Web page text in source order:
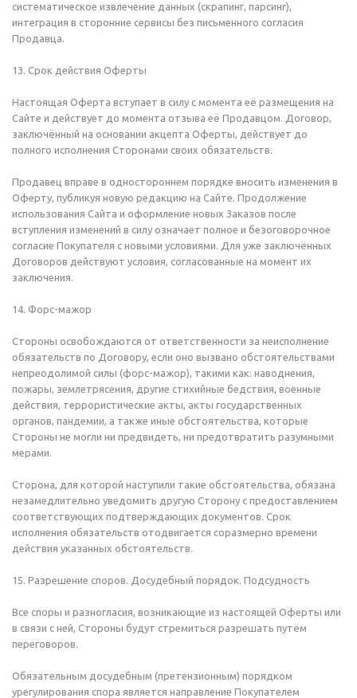
систематическое извлечение данных (скрапинг, парсинг),
интеграция в сторонние сервисы без письменного согласия
Продавца.
13. Срок действия Оферты
Настоящая Оферта вступает в силу с момента её размещения на
Сайте и действует до момента отзыва её Продавцом. Договор,
заключённый на основании акцепта Оферты, действует до
полного исполнения Сторонами своих обязательств.
Продавец вправе в одностороннем порядке вносить изменения в
Оферту, публикуя новую редакцию на Сайте. Продолжение
использования Сайта и оформление новых Заказов после
вступления изменений в силу означает полное и безоговорочное
согласие Покупателя с новыми условиями. Для уже заключённых
Договоров действуют условия, согласованные на момент их
заключения.
14. Форс-мажор
Стороны освобождаются от ответственности за неисполнение
обязательств по Договору, если оно вызвано обстоятельствами
непреодолимой силы (форс-мажор), такими как: наводнения,
пожары, землетрясения, другие стихийные бедствия, военные
действия, террористические акты, акты государственных
органов, пандемии, а также иные обстоятельства, которые
Стороны не могли ни предвидеть, ни предотвратить разумными
мерами.
Сторона, для которой наступили такие обстоятельства, обязана
незамедлительно уведомить другую Сторону с предоставлением
соответствующих подтверждающих документов. Срок
исполнения обязательств отодвигается соразмерно времени
действия указанных обстоятельств.
15. Разрешение споров. Досудебный порядок. Подсудность
Все споры и разногласия, возникающие из настоящей Оферты или
в связи с ней, Стороны будут стремиться разрешать путём
переговоров.
Обязательным досудебным (претензионным) порядком
урегулирования спора является направление Покупателем